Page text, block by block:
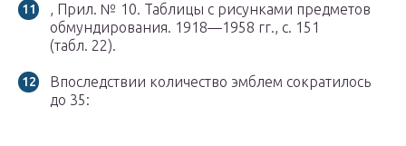
, Прил. № 10. Таблицы с рисунками предметов
обмундирования. 1918—1958 гг., с. 151
(табл. 22).
Впоследствии количество эмблем сократилось
до 35: